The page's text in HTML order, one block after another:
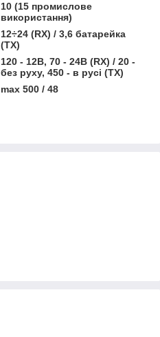
10 (15 промислове
використання)
12÷24 (RX) / 3,6 батарейка
(TX)
120 - 12В, 70 - 24В (RX) / 20 -
без руху, 450 - в русі (TX)
max 500 / 48